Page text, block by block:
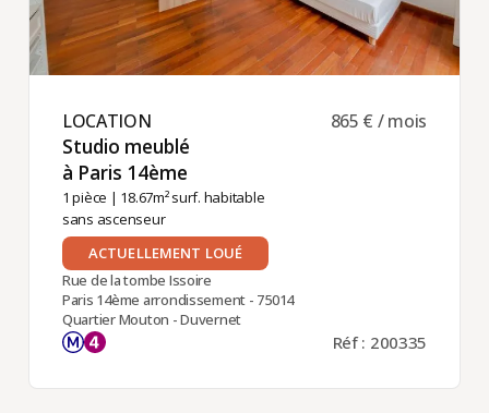
LOCATION ​
Studio meublé
à Paris 14ème ​
1 pièce | 18.67m² surf. habitable
sans ascenseur
865 € / mois
ACTUELLEMENT LOUÉ
Rue de la tombe Issoire
Paris 14ème arrondissement - 75014
Quartier Mouton - Duvernet
Réf : 200335